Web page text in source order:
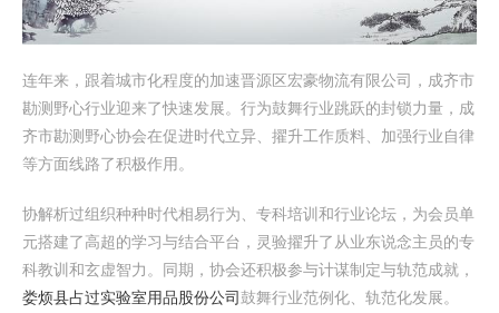
连年来，跟着城市化程度的加速晋源区宏豪物流有限公司，成齐市
勘测野心行业迎来了快速发展。行为鼓舞行业跳跃的封锁力量，成
齐市勘测野心协会在促进时代立异、擢升工作质料、加强行业自律
等方面线路了积极作用。
协解析过组织种种时代相易行为、专科培训和行业论坛，为会员单
元搭建了高超的学习与结合平台，灵验擢升了从业东说念主员的专
科教训和玄虚智力。同期，协会还积极参与计谋制定与轨范成就，
娄烦县占过实验室用品股份公司鼓舞行业范例化、轨范化发展。